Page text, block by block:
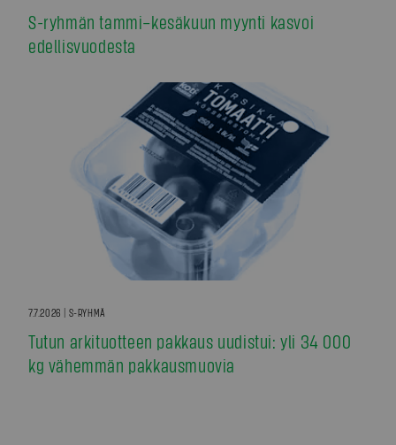
S-ryhmän tammi–kesäkuun myynti kasvoi
edellisvuodesta
7.7.2026 | S-RYHMÄ
Tutun arkituotteen pakkaus uudistui: yli 34 000
kg vähemmän pakkausmuovia